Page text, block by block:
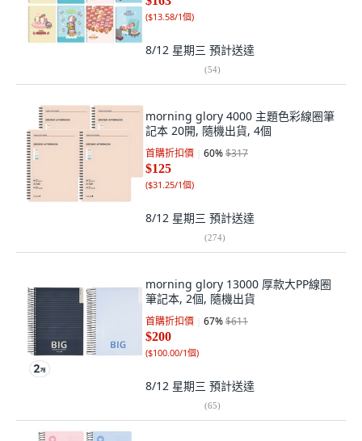
($13.58/1個)
8/12 星期三 預計送達
(54)
morning glory 4000 主題色彩線圈筆
記本 20開, 隨機出貨, 4個
首購折扣價 60%$317
$125
($31.25/1個)
8/12 星期三 預計送達
(274)
morning glory 13000 厚款大PP線圈
筆記本, 2個, 隨機出貨
首購折扣價 67%$611
$200
($100.00/1個)
8/12 星期三 預計送達
(65)